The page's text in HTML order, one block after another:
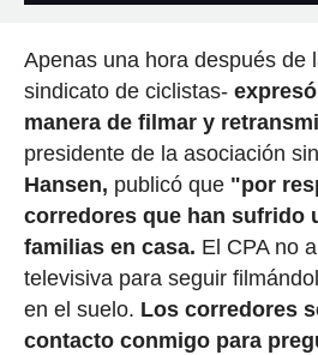
Apenas una hora después de
sindicato de ciclistas-
manera de filmar y
presidente de la asociación
Hansen, publicó que"por
corredores que han sufrido
familias en casa. El CPA no
televisiva para seguir
en el suelo. Los corredores
contacto conmigo para